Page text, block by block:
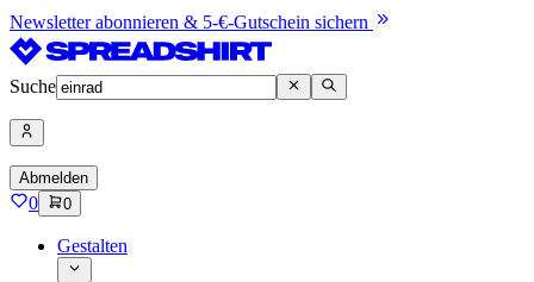
Newsletter abonnieren & 5-€-Gutschein sichern
Suche
Abmelden
0 0
Gestalten